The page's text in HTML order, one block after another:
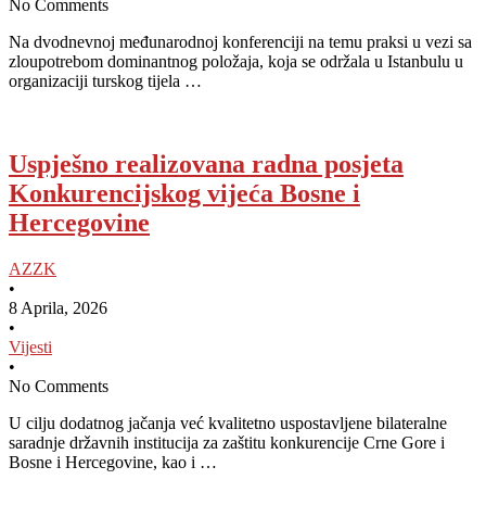
No Comments
Na dvodnevnoj međunarodnoj konferenciji na temu praksi u vezi sa
zloupotrebom dominantnog položaja, koja se održala u Istanbulu u
organizaciji turskog tijela …
Uspješno realizovana radna posjeta
Konkurencijskog vijeća Bosne i
Hercegovine
AZZK
•
8 Aprila, 2026
•
Vijesti
•
No Comments
U cilju dodatnog jačanja već kvalitetno uspostavljene bilateralne
saradnje državnih institucija za zaštitu konkurencije Crne Gore i
Bosne i Hercegovine, kao i …